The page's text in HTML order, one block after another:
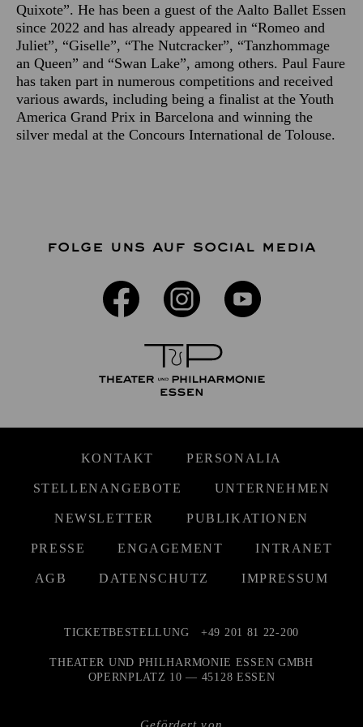
Quixote”. He has been a guest of the Aalto Ballet Essen
since 2022 and has already appeared in “Romeo and
Juliet”, “Giselle”, “The Nutcracker”, “Tanzhommage
an Queen” and “Swan Lake”, among others. Paul Faure
has taken part in numerous competitions and received
various awards, including being a finalist at the Youth
America Grand Prix in Barcelona and winning the
silver medal at the Concours International de Tolouse.
FOLGE UNS AUF SOCIAL MEDIA
KONTAKT PERSONALIA
STELLENANGEBOTE UNTERNEHMEN
NEWSLETTER PUBLIKATIONEN
PRESSE ENGAGEMENT INTRANET
AGB DATENSCHUTZ IMPRESSUM
TICKETBESTELLUNG +49 201 81 22-200
THEATER UND PHILHARMONIE ESSEN GMBH
OPERNPLATZ 10 — 45128 ESSEN